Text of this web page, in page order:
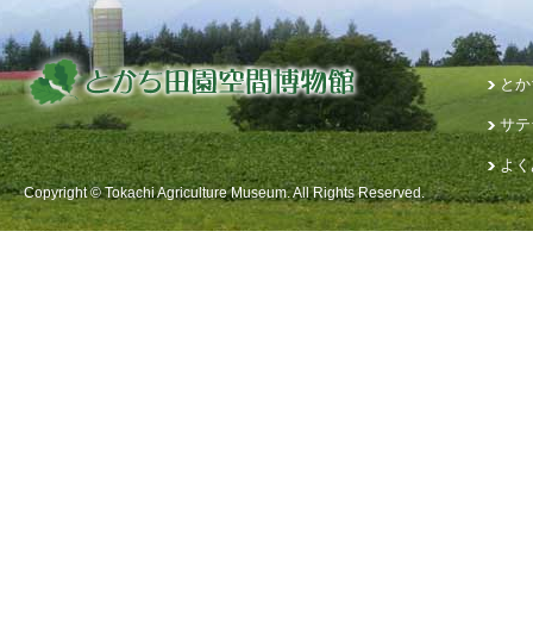
と
サ
よ
Copyright © Tokachi Agriculture Museum. All Rights Reserved.